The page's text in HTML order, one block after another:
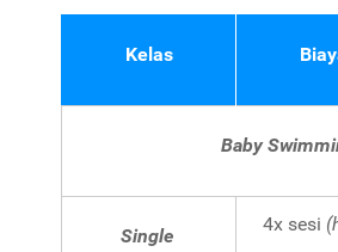
Kelas
Baby
Single
4x sesi